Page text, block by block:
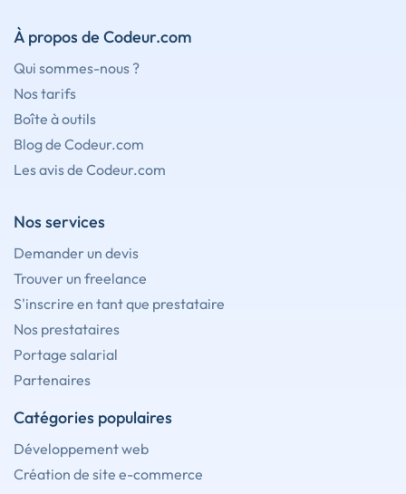
À propos de Codeur.com
Qui sommes-nous ?
Nos tarifs
Boîte à outils
Blog de Codeur.com
Les avis de Codeur.com
Nos services
Demander un devis
Trouver un freelance
S'inscrire en tant que prestataire
Nos prestataires
Portage salarial
Partenaires
Catégories populaires
Développement web
Création de site e-commerce